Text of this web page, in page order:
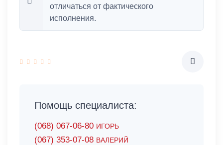
отличаться от фактического
исполнения.
Помощь специалиста:
(068) 067-06-80 ИГОРЬ
(067) 353-07-08 ВАЛЕРИЙ